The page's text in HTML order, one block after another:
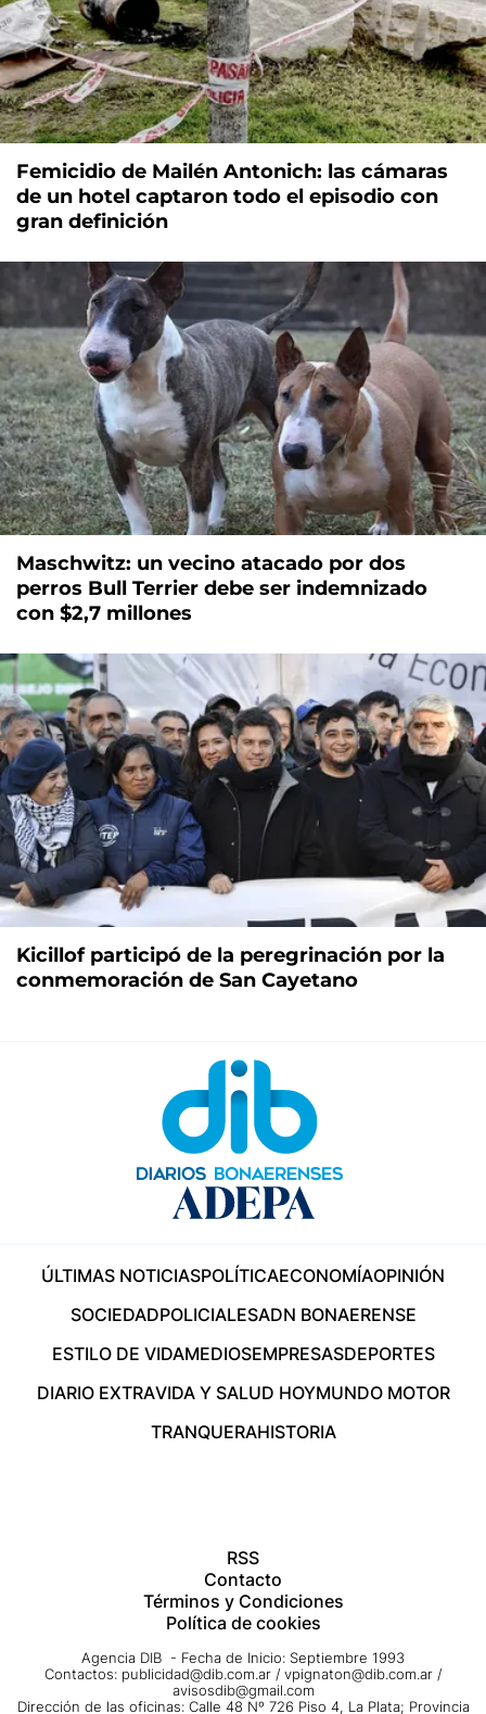
Femicidio de Mailén Antonich: las cámaras
de un hotel captaron todo el episodio con
gran definición
Maschwitz: un vecino atacado por dos
perros Bull Terrier debe ser indemnizado
con $2,7 millones
Kicillof participó de la peregrinación por la
conmemoración de San Cayetano
ÚLTIMAS NOTICIASPOLÍTICAECONOMÍAOPINIÓN
SOCIEDADPOLICIALESADN BONAERENSE
ESTILO DE VIDAMEDIOSEMPRESASDEPORTES
DIARIO EXTRAVIDA Y SALUD HOYMUNDO MOTOR
TRANQUERAHISTORIA
RSS
Contacto
Términos y Condiciones
Política de cookies
Agencia DIB - Fecha de Inicio: Septiembre 1993
Contactos: publicidad@dib.com.ar / vpignaton@dib.com.ar /
avisosdib@gmail.com
Dirección de las oficinas: Calle 48 Nº 726 Piso 4, La Plata; Provincia